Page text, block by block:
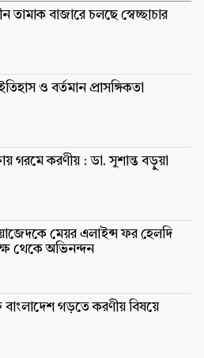
তামাক বাজারে চলছে স্বেচ্ছাচার
ও বর্তমান প্রাসঙ্গিকতা
গরমে করণীয় : ডা. সুশান্ত বড়ুুয়া
মেয়র এলাইন্স ফর হেলদি
থেকে অভিনন্দন
বাংলাদেশ গড়তে করণীয় বিষয়ে